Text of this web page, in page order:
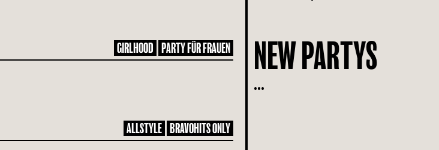
GIRLHOOD PARTY FÜR FRAUEN
ALLSTYLE BRAVOHITS ONLY
NEW PARTYS
...